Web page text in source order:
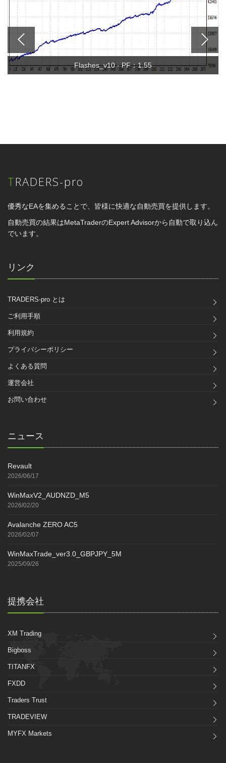
Flashes_v10 - PF：1.55
TRADERS-pro
優秀なEAを集めることで、皆様に快適な自動売買を提供します。
自動売買の結果はMetaTraderのExpert Advisorから自動で取り込ん
でいます。
リンク
TRADERS-pro とは
ご利用手順
利用規約
プライバシーポリシー
よくある質問
運営会社
お問い合わせ
ニュース
Revault
2026/06/17
WinMaxV2_AUDNZD_M5
2026/02/20
Avalanche ZERO AC5
2026/02/07
WinMaxTrade_ver3.0_GBPJPY_5M
2025/09/26
提携会社
XM Trading
Bigboss
TITANFX
FXDD
Traders Trust
TRADEVIEW
MYFX Markets